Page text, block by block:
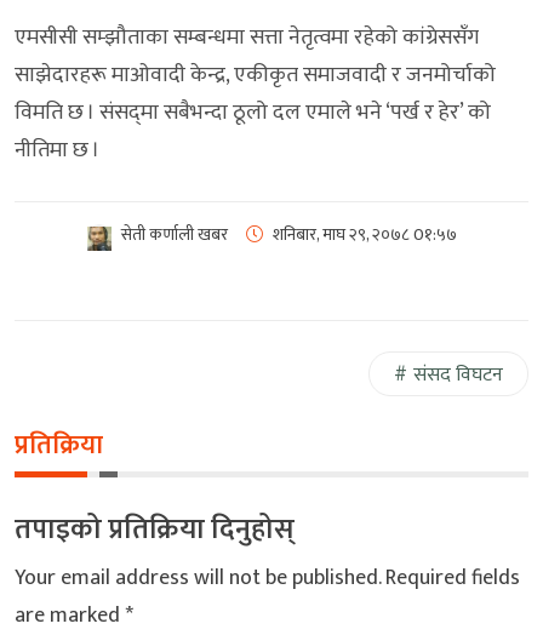
एमसीसी सम्झौताका सम्बन्धमा सत्ता नेतृत्वमा रहेको कांग्रेससँग
साझेदारहरू माओवादी केन्द्र, एकीकृत समाजवादी र जनमोर्चाको
विमति छ । संसद्‌मा सबैभन्दा ठूलो दल एमाले भने ‘पर्ख र हेर’ को
नीतिमा छ ।
सेती कर्णाली खबर शनिबार, माघ २९, २०७८0१:५७
संसद विघटन
प्रतिक्रिया
तपाइको प्रतिक्रिया दिनुहोस्
Your email address will not be published.Required fields
are marked*